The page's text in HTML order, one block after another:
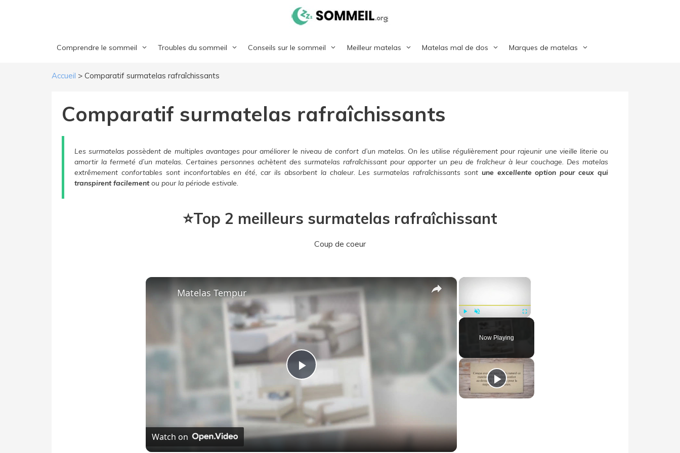
Comprendre le sommeil Troubles du sommeil Conseils sur le sommeil Meilleur matelas Matelas mal de dos Marques de matelas
Accueil > Comparatif surmatelas rafraîchissants
​Comparatif surmatelas rafraîchissants
Les surmatelas possèdent de multiples avantages pour améliorer le niveau de confort d’un matelas. On les utilise régulièrement pour rajeunir une vieille literie ou
amortir la fermeté d’un matelas. Certaines personnes achètent des surmatelas rafraîchissant pour apporter un peu de fraîcheur à leur couchage. Des matelas
extrêmement confortables sont inconfortables en été, car ils absorbent la chaleur. Les surmatelas rafraîchissants sont une excellente option pour ceux qui
transpirent facilementou pour la période estivale.
⭐Top 2 meilleurs surmatelas rafraîchissant
Coup de coeur
×
Fullscreen
Now Playing
×
P
l
a
Matelas Tempur
Watch on